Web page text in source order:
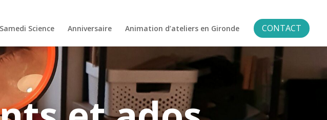
Samedi Science Anniversaire Animation d’ateliers en Gironde CONTACT